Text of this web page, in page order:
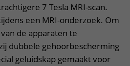
7 Tesla MRI-scan.
een MRI-onderzoek. Om
de apparaten te
dubbele gehoorbescherming
geluidskap gemaakt voor